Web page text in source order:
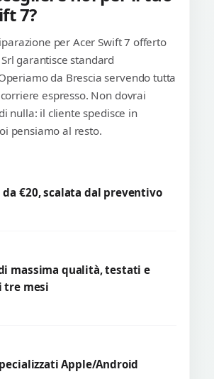
7?
per Acer Swift 7 offerto
garantisce standard
da Brescia servendo tutta
espresso. Non dovrai
nulla: il cliente spedisce in
pensiamo al resto.
da €20, scalata dal preventivo
massima qualità, testati e
mesi
Apple/Android